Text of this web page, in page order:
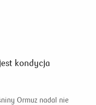
kondycja
Ormuz nadal nie